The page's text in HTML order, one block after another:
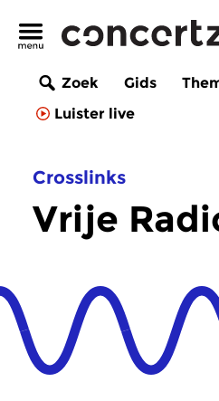
Zoek Gids
Luister live
Crosslinks
Vrije